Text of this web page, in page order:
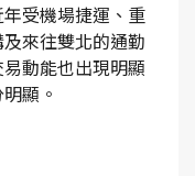
受機場捷運、重
來往雙北的通勤
動能也出現明顯
顯。